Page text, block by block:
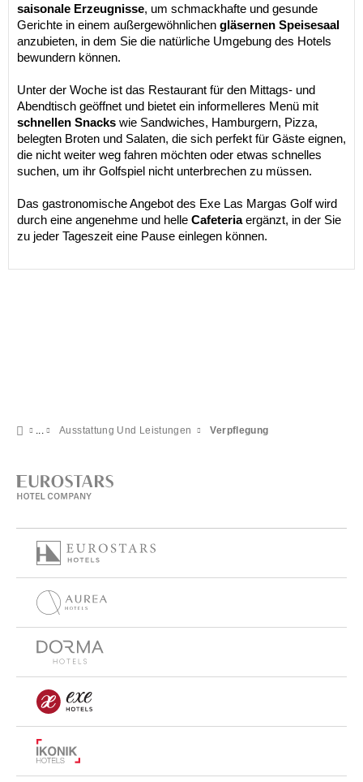
saisonale Erzeugnisse, um schmackhafte und gesunde
Gerichte in einem außergewöhnlichen gläsernen Speisesaal
anzubieten, in dem Sie die natürliche Umgebung des Hotels
bewundern können.
Unter der Woche ist das Restaurant für den Mittags- und
Abendtisch geöffnet und bietet ein informelleres Menü mit
schnellen Snacks wie Sandwiches, Hamburgern, Pizza,
belegten Broten und Salaten, die sich perfekt für Gäste eignen,
die nicht weiter weg fahren möchten oder etwas schnelles
suchen, um ihr Golfspiel nicht unterbrechen zu müssen.
Das gastronomische Angebot des Exe Las Margas Golf wird
durch eine angenehme und helle Cafeteriaergänzt, in der Sie
zu jeder Tageszeit eine Pause einlegen können.
Ausstattung Und Leistungen Verpflegung